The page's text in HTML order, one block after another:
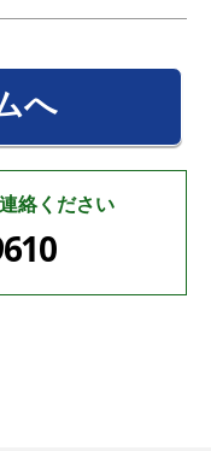
へ
絡ください